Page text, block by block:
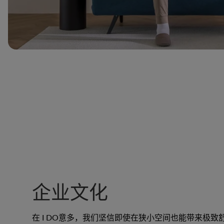
企业文化
在 I DO意多，我们坚信即使在狭小空间也能带来极致